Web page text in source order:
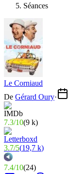
Séances
Le Corniaud
De Gérard Oury·
7.3/10(9 k)
3.7/5(19,7 k)
7.4/10(24)